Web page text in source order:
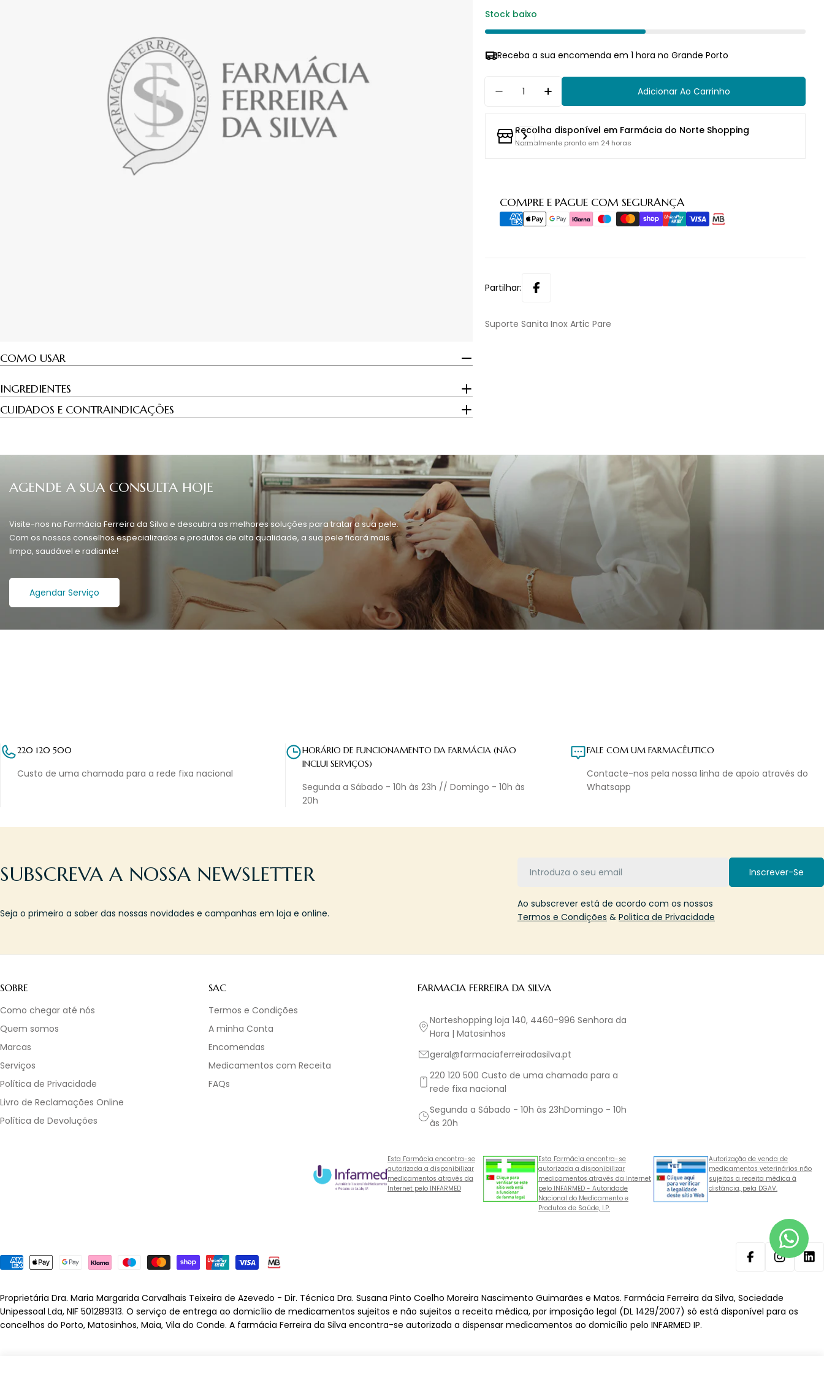
Stock baixo
Receba a sua encomenda em 1 hora no Grande Porto
Diminuir Quantidade Para Suporte Sanita Inox Artic
Aumentar Quantidade Para Suporte Sanita Inox
Adicionar Ao Carrinho
Recolha disponível em Farmácia do Norte Shopping
Normalmente pronto em 24 horas
COMPRE E PAGUE COM SEGURANÇA
Métodos
de
pagamento
Partilhar:
Suporte Sanita Inox Artic Pare
COMO USAR
INGREDIENTES
CUIDADOS E CONTRAINDICAÇÕES
AGENDE A SUA CONSULTA HOJE
Visite-nos na Farmácia Ferreira da Silva e descubra as melhores soluções para tratar a sua pele.
Com os nossos conselhos especializados e produtos de alta qualidade, a sua pele ficará mais
limpa, saudável e radiante!
Agendar Serviço
220 120 500
Custo de uma chamada para a rede fixa nacional
HORÁRIO DE FUNCIONAMENTO DA FARMÁCIA (NÃO
INCLUI SERVIÇOS)
Segunda a Sábado - 10h às 23h // Domingo - 10h às
20h
FALE COM UM FARMACÊUTICO
Contacte-nos pela nossa linha de apoio através do
Whatsapp
SUBSCREVA A NOSSA NEWSLETTER
Seja o primeiro a saber das nossas novidades e campanhas em loja e online.
Inscrever-Se
Ao subscrever está de acordo com os nossos
Termos e Condições & Politica de Privacidade
SOBRE
Como chegar até nós
Quem somos
Marcas
Serviços
Política de Privacidade
Livro de Reclamações Online
Política de Devoluções
SAC
Termos e Condições
A minha Conta
Encomendas
Medicamentos com Receita
FAQs
FARMACIA FERREIRA DA SILVA
Norteshopping loja 140, 4460-996 Senhora da
Hora | Matosinhos
geral@farmaciaferreiradasilva.pt
220 120 500 Custo de uma chamada para a
rede fixa nacional
Segunda a Sábado - 10h às 23hDomingo - 10h
às 20h
Esta Farmácia encontra-se
autorizada a disponibilizar
medicamentos através da
Internet pelo INFARMED
Esta Farmácia encontra-se
autorizada a disponibilizar
medicamentos através da Internet
pelo INFARMED - Autoridade
Nacional do Medicamento e
Produtos de Saúde, I.P.
Autorização de venda de
medicamentos veterinários não
sujeitos a receita médica à
distância, pela DGAV.
Métodos
de
FacebookInstagram
Proprietária Dra. Maria Margarida Carvalhais Teixeira de Azevedo - Dir. Técnica Dra. Susana Pinto Coelho Moreira Nascimento Guimarães e Matos. Farmácia Ferreira da Silva, Sociedade
Unipessoal Lda, NIF 501289313. O serviço de entrega ao domicílio de medicamentos sujeitos e não sujeitos a receita médica, por imposição legal (DL 1429/2007) só está disponível para os
concelhos do Porto, Matosinhos, Maia, Vila do Conde. A farmácia Ferreira da Silva encontra-se autorizada a dispensar medicamentos ao domicílio pelo INFARMED IP.